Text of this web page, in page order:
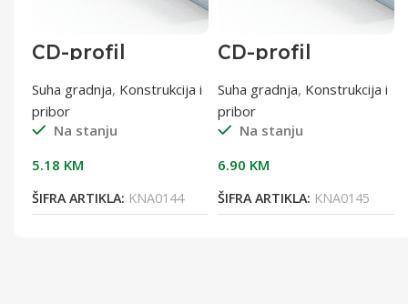
CD-profil
60x27x0,6 od 3 m
0,6 mm
Suha gradnja, Konstrukcija i
pribor
Na stanju
5.18 KM
ŠIFRA ARTIKLA: KNA0144
CD-profil
60x27x0,6 od 4 m
0,6 mm
Suha gradnja, Konstrukcija i
pribor
Na stanju
6.90 KM
ŠIFRA ARTIKLA: KNA0145